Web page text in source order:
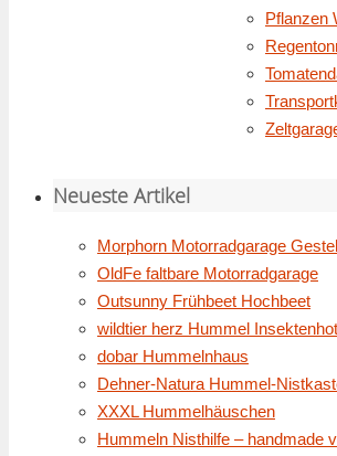
Pflanzen
Neueste Artikel
Morphorn Motorradgarage
OldFe faltbare Motorradgarage
Outsunny Frühbeet Hochbeet
wildtier herz Hummel
dobar Hummelnhaus
Dehner-Natura Hummel-
XXXL Hummelhäuschen
Hummeln Nisthilfe – handmade